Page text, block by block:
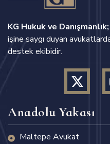
KG Hukuk ve Danışmanlık;
işine saygı duyan
destek ekibidir.
Anadolu Yakası
Maltepe Avukat